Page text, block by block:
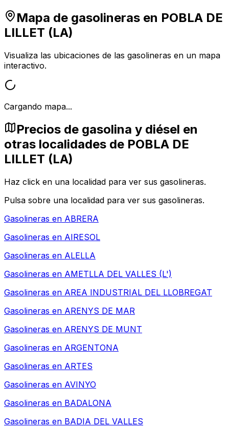
Mapa de gasolineras en POBLA DE
LILLET (LA)
Visualiza las ubicaciones de las gasolineras en un mapa
interactivo.
Cargando mapa...
Precios de gasolina y diésel en
otras localidades de POBLA DE
LILLET (LA)
Haz click en una localidad para ver sus gasolineras.
Pulsa sobre una localidad para ver sus gasolineras.
Gasolineras en ABRERA
Gasolineras en AIRESOL
Gasolineras en ALELLA
Gasolineras en AMETLLA DEL VALLES (L')
Gasolineras en AREA INDUSTRIAL DEL LLOBREGAT
Gasolineras en ARENYS DE MAR
Gasolineras en ARENYS DE MUNT
Gasolineras en ARGENTONA
Gasolineras en ARTES
Gasolineras en AVINYO
Gasolineras en BADALONA
Gasolineras en BADIA DEL VALLES